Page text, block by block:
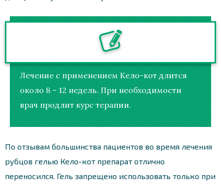
Лечение с применением Кело-кот длится
около 8 – 12 недель. При необходимости
врач продлит курс терапии.
По отзывам большинства пациентов во время лечения
рубцов гелью Кело-кот препарат отлично
переносился. Гель запрещено использовать только при